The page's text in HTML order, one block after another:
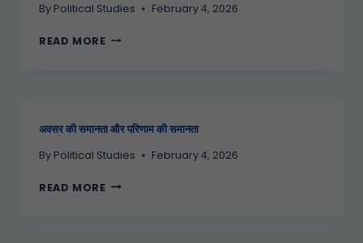
By Political Studies February 4, 2026
READ MORE
अवसर की समानता और परिणाम की समानता
By Political Studies February 4, 2026
READ MORE